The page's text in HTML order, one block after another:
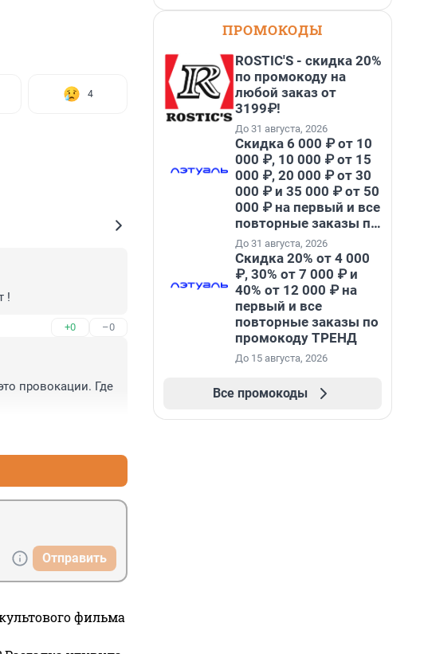
4
!
+0 –0
провокации. Где
Отправить
фильма
ПРОМОКОДЫ
ROSTIC'S - скидка 20%
по промокоду на
любой заказ от
3199₽!
До 31 августа, 2026
Скидка 6 000 ₽ от 10
000 ₽, 10 000 ₽ от 15
000 ₽, 20 000 ₽ от 30
000 ₽ и 35 000 ₽ от 50
000 ₽ на первый и все
повторные заказы по
промокоду НАБЕРИ
До 31 августа, 2026
Скидка 20% от 4 000
₽, 30% от 7 000 ₽ и
40% от 12 000 ₽ на
первый и все
повторные заказы по
промокоду ТРЕНД
До 15 августа, 2026
Все промокоды